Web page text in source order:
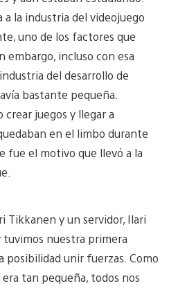
a la industria del videojuego
uno de los factores que
embargo, incluso con esa
del desarrollo de
bastante pequeña.
crear juegos y llegar a
en el limbo durante
fue el motivo que llevó a la
Tikkanen y un servidor, Ilari
nuestra primera
posibilidad unir fuerzas. Como
tan pequeña, todos nos